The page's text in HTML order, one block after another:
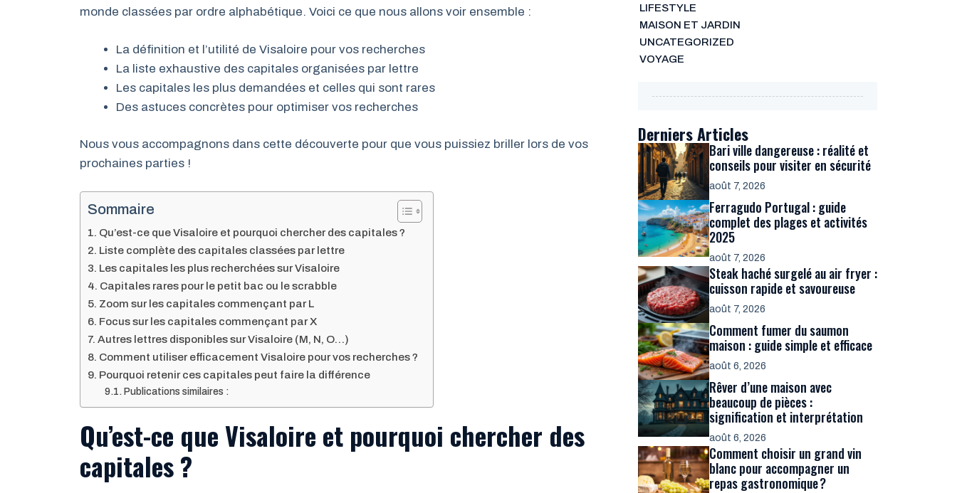
monde classées par ordre alphabétique. Voici ce que nous allons voir ensemble :
La définition et l’utilité de Visaloire pour vos recherches
La liste exhaustive des capitales organisées par lettre
Les capitales les plus demandées et celles qui sont rares
Des astuces concrètes pour optimiser vos recherches
Nous vous accompagnons dans cette découverte pour que vous puissiez briller lors de vos
prochaines parties !
Sommaire
Qu’est-ce que Visaloire et pourquoi chercher des capitales ?
Liste complète des capitales classées par lettre
Les capitales les plus recherchées sur Visaloire
Capitales rares pour le petit bac ou le scrabble
Zoom sur les capitales commençant par L
Focus sur les capitales commençant par X
Autres lettres disponibles sur Visaloire (M, N, O…)
Comment utiliser efficacement Visaloire pour vos recherches ?
Pourquoi retenir ces capitales peut faire la différence
Publications similaires :
Qu’est-ce que Visaloire et pourquoi chercher des
capitales ?
LIFESTYLE
MAISON ET JARDIN
UNCATEGORIZED
VOYAGE
Derniers Articles
Bari ville dangereuse : réalité et
conseils pour visiter en sécurité
août 7, 2026
Ferragudo Portugal : guide
complet des plages et activités
2025
août 7, 2026
Steak haché surgelé au air fryer :
cuisson rapide et savoureuse
août 7, 2026
Comment fumer du saumon
maison : guide simple et efficace
août 6, 2026
Rêver d’une maison avec
beaucoup de pièces :
signification et interprétation
août 6, 2026
Comment choisir un grand vin
blanc pour accompagner un
repas gastronomique ?